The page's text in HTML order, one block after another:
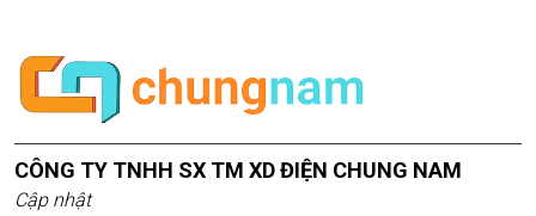
CÔNG TY TNHH SX TM XD ĐIỆN CHUNG NAM
Cập nhật